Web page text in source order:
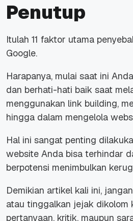
Penutup
Itulah 11 faktor utama
Google.
Harapanya, mulai saat ini
dan berhati-hati baik saat
menggunakan link building,
hingga dalam mengelola
Hal ini sangat penting
website Anda bisa terhindar
berpotensi menimbulkan
Demikian artikel kali ini,
atau tinggalkan jejak dikolom
pertanyaan, kritik, maupun